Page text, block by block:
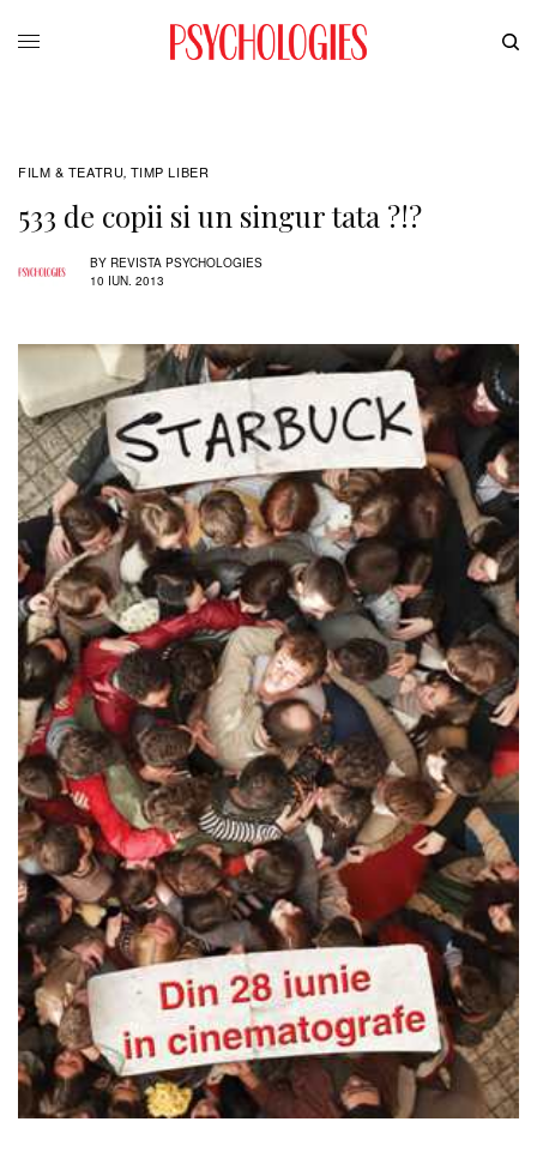
FILM & TEATRU, TIMP LIBER
533 de copii si un singur tata ?!?
BY REVISTA PSYCHOLOGIES
10 IUN. 2013